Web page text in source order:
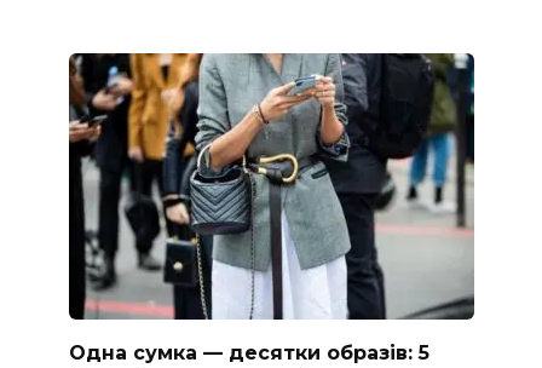
Одна сумка — десятки образів: 5